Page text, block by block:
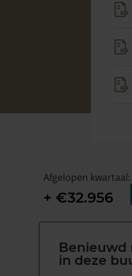
Afgelopen kwartaal:
+ €32.956
Benieuwd
in deze